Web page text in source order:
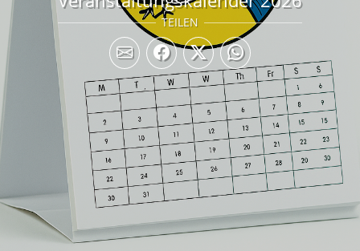
TEILEN